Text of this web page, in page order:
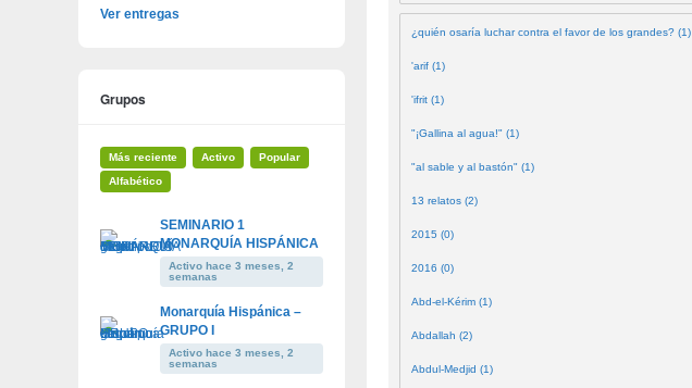
¿quién osaría luchar contra el favor de los grandes? (1)
'arif (1)
'ifrit (1)
"¡Gallina al agua!" (1)
"al sable y al bastón" (1)
13 relatos (2)
2015 (0)
2016 (0)
Abd-el-Kérim (1)
Abdallah (2)
Abdul-Medjid (1)
Ver entregas
Grupos
Más reciente Activo
Popular
Alfabético
SEMINARIO 1
MONARQUÍA HISPÁNICA
Activo hace 3 meses, 2
semanas
Monarquía Hispánica –
GRUPO I
Activo hace 3 meses, 2
semanas